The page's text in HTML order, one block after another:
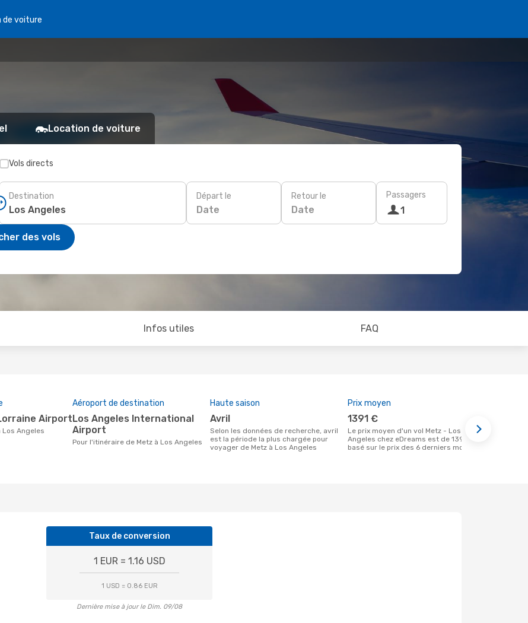
de voiture
Location de voiture
Vols directs
Destination Départ le
Date
Retour le
Date
Passagers
1
des vols
Infos utiles FAQ
Airport
Los Angeles
Aéroport de destination
Los Angeles International
Airport
Pour l'itinéraire de Metz à Los Angeles
Haute saison
avril
Selon les données de recherche, avril
est la période la plus chargée pour
voyager de Metz à Los Angeles
Prix moyen
1391 €
Le prix moyen d'un vol Metz - Los
Angeles chez eDreams est de 1391 €,
basé sur le prix des 6 derniers mois
Taux de conversion
1 EUR = 1.16 USD
1 USD = 0.86 EUR
Dernière mise à jour le Dim. 09/08